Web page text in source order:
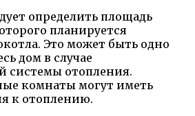
определить площадь
планируется
Это может быть одно
дом в случае
системы отопления.
комнаты могут иметь
к отоплению.